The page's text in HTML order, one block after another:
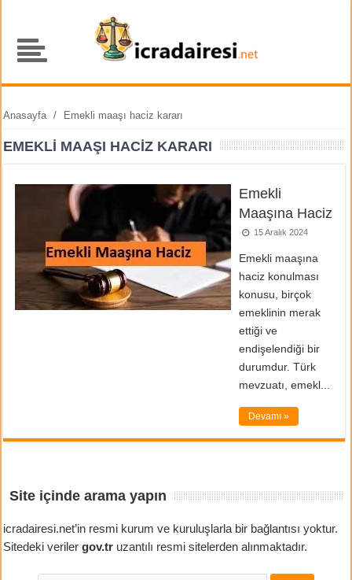
Anasayfa / Emekli maaşı haciz kararı
EMEKLI MAAŞI HACIZ KARARI
Emekli
Maaşına Haciz
15 Aralık 2024
Emekli maaşına
haciz konulması
konusu, birçok
emeklinin merak
ettiği ve
endişelendiği bir
durumdur. Türk
mevzuatı, emekl...
Devamı »
Site içinde arama yapın
icradairesi.net’in resmi kurum ve kuruluşlarla bir bağlantısı yoktur.
Sitedeki verilergov.tr uzantılı resmi sitelerden alınmaktadır.